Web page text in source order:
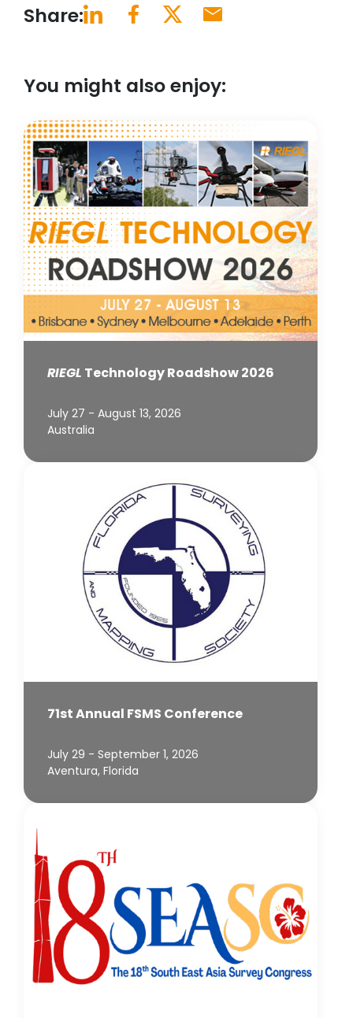
Share:
You might also enjoy:
RIEGL Technology Roadshow 2026
July 27 - August 13, 2026
Australia
71st Annual FSMS Conference
July 29 - September 1, 2026
Aventura, Florida